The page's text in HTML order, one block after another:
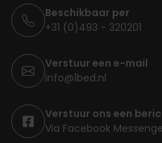
Beschikbaar per
+31 (0)493 - 320201
Verstuur een e-mail
info@1bed.nl
Verstuur ons een
Via Facebook